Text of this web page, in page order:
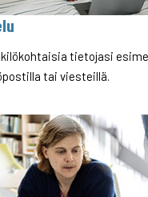
tietojasi
tai viesteillä.